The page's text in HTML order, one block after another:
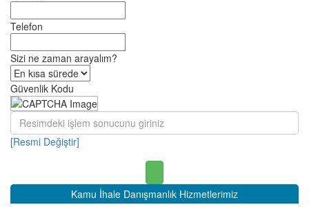
Telefon
Sizi ne zaman arayalım?
Güvenlik Kodu
[Resmi Değiştir]
Kamu İhale Danışmanlık Hizmetlerimiz